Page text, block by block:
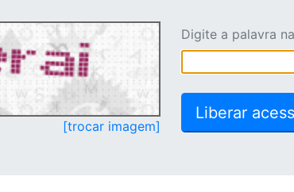
[trocar imagem]
Digite a palavra